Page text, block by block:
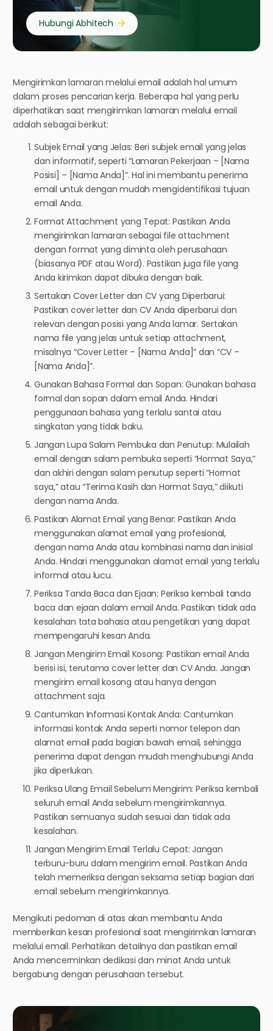
Hubungi Abhitech
Mengirimkan lamaran melalui email adalah hal umum
dalam proses pencarian kerja. Beberapa hal yang perlu
diperhatikan saat mengirimkan lamaran melalui email
adalah sebagai berikut:
Subjek Email yang Jelas: Beri subjek email yang jelas
dan informatif, seperti “Lamaran Pekerjaan – [Nama
Posisi] – [Nama Anda]”. Hal ini membantu penerima
email untuk dengan mudah mengidentifikasi tujuan
email Anda.
Format Attachment yang Tepat: Pastikan Anda
mengirimkan lamaran sebagai file attachment
dengan format yang diminta oleh perusahaan
(biasanya PDF atau Word). Pastikan juga file yang
Anda kirimkan dapat dibuka dengan baik.
Sertakan Cover Letter dan CV yang Diperbarui:
Pastikan cover letter dan CV Anda diperbarui dan
relevan dengan posisi yang Anda lamar. Sertakan
nama file yang jelas untuk setiap attachment,
misalnya “Cover Letter – [Nama Anda]” dan “CV –
[Nama Anda]”.
Gunakan Bahasa Formal dan Sopan: Gunakan bahasa
formal dan sopan dalam email Anda. Hindari
penggunaan bahasa yang terlalu santai atau
singkatan yang tidak baku.
Jangan Lupa Salam Pembuka dan Penutup: Mulailah
email dengan salam pembuka seperti “Hormat Saya,”
dan akhiri dengan salam penutup seperti “Hormat
saya,” atau “Terima Kasih dan Hormat Saya,” diikuti
dengan nama Anda.
Pastikan Alamat Email yang Benar: Pastikan Anda
menggunakan alamat email yang profesional,
dengan nama Anda atau kombinasi nama dan inisial
Anda. Hindari menggunakan alamat email yang terlalu
informal atau lucu.
Periksa Tanda Baca dan Ejaan: Periksa kembali tanda
baca dan ejaan dalam email Anda. Pastikan tidak ada
kesalahan tata bahasa atau pengetikan yang dapat
mempengaruhi kesan Anda.
Jangan Mengirim Email Kosong: Pastikan email Anda
berisi isi, terutama cover letter dan CV Anda. Jangan
mengirim email kosong atau hanya dengan
attachment saja.
Cantumkan Informasi Kontak Anda: Cantumkan
informasi kontak Anda seperti nomor telepon dan
alamat email pada bagian bawah email, sehingga
penerima dapat dengan mudah menghubungi Anda
jika diperlukan.
Periksa Ulang Email Sebelum Mengirim: Periksa kembali
seluruh email Anda sebelum mengirimkannya.
Pastikan semuanya sudah sesuai dan tidak ada
kesalahan.
Jangan Mengirim Email Terlalu Cepat: Jangan
terburu-buru dalam mengirim email. Pastikan Anda
telah memeriksa dengan seksama setiap bagian dari
email sebelum mengirimkannya.
Mengikuti pedoman di atas akan membantu Anda
memberikan kesan profesional saat mengirimkan lamaran
melalui email. Perhatikan detailnya dan pastikan email
Anda mencerminkan dedikasi dan minat Anda untuk
bergabung dengan perusahaan tersebut.